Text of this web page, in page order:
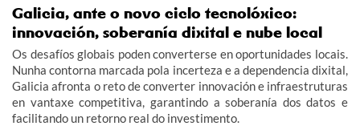
Galicia, ante o novo ciclo tecnolóxico:
innovación, soberanía dixital e nube local
Os desafíos globais poden converterse en oportunidades locais.
Nunha contorna marcada pola incerteza e a dependencia dixital,
Galicia afronta o reto de converter innovación e infraestruturas
en vantaxe competitiva, garantindo a soberanía dos datos e
facilitando un retorno real do investimento.